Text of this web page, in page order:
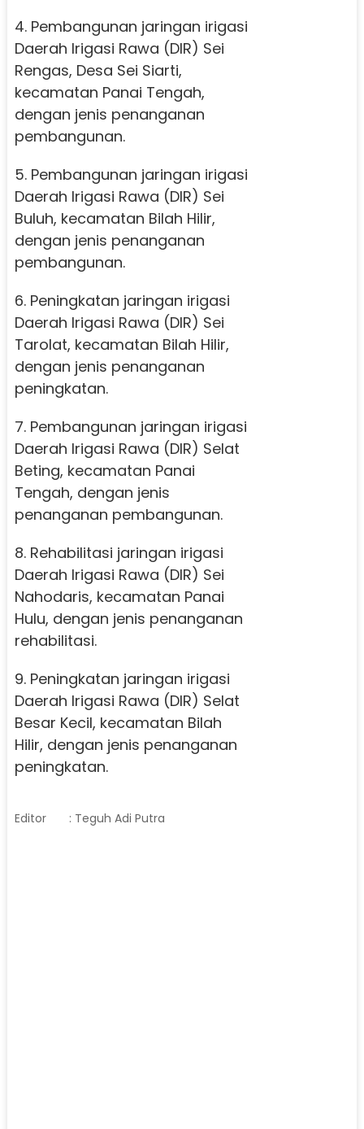
4. Pembangunan jaringan irigasi
Daerah Irigasi Rawa (DIR) Sei
Rengas, Desa Sei Siarti,
kecamatan Panai Tengah,
dengan jenis penanganan
pembangunan.
5. Pembangunan jaringan irigasi
Daerah Irigasi Rawa (DIR) Sei
Buluh, kecamatan Bilah Hilir,
dengan jenis penanganan
pembangunan.
6. Peningkatan jaringan irigasi
Daerah Irigasi Rawa (DIR) Sei
Tarolat, kecamatan Bilah Hilir,
dengan jenis penanganan
peningkatan.
7. Pembangunan jaringan irigasi
Daerah Irigasi Rawa (DIR) Selat
Beting, kecamatan Panai
Tengah, dengan jenis
penanganan pembangunan.
8. Rehabilitasi jaringan irigasi
Daerah Irigasi Rawa (DIR) Sei
Nahodaris, kecamatan Panai
Hulu, dengan jenis penanganan
rehabilitasi.
9. Peningkatan jaringan irigasi
Daerah Irigasi Rawa (DIR) Selat
Besar Kecil, kecamatan Bilah
Hilir, dengan jenis penanganan
peningkatan.
Editor : Teguh Adi Putra